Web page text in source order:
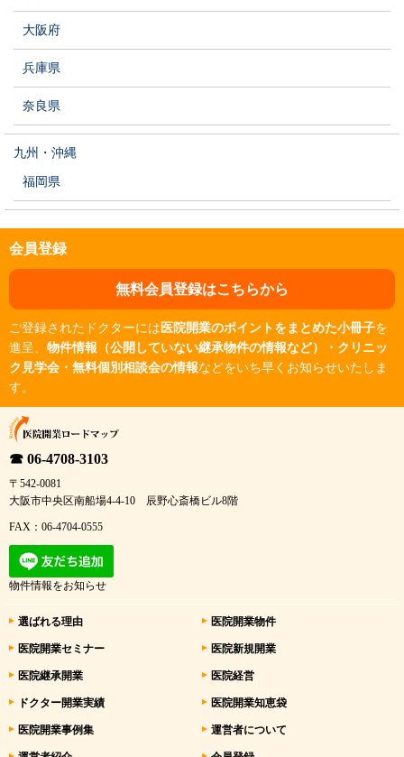
大阪府
兵庫県
奈良県
九州・沖縄
福岡県
会員登録
無料会員登録はこちらから
ご登録されたドクターには 医院開業のポイントをまとめた小冊子を
進呈、 物件情報（公開していない継承物件の情報など）・クリニッ
ク見学会・無料個別相談会の情報などをいち早くお知らせいたしま
す。
☎ 06-4708-3103
〒542-0081
大阪市中央区南船場4-4-10 辰野心斎橋ビル8階
FAX：06-4704-0555
物件情報をお知らせ
選ばれる理由 医院開業物件
医院開業セミナー 医院新規開業
医院継承開業 医院経営
ドクター開業実績 医院開業知恵袋
医院開業事例集 運営者について